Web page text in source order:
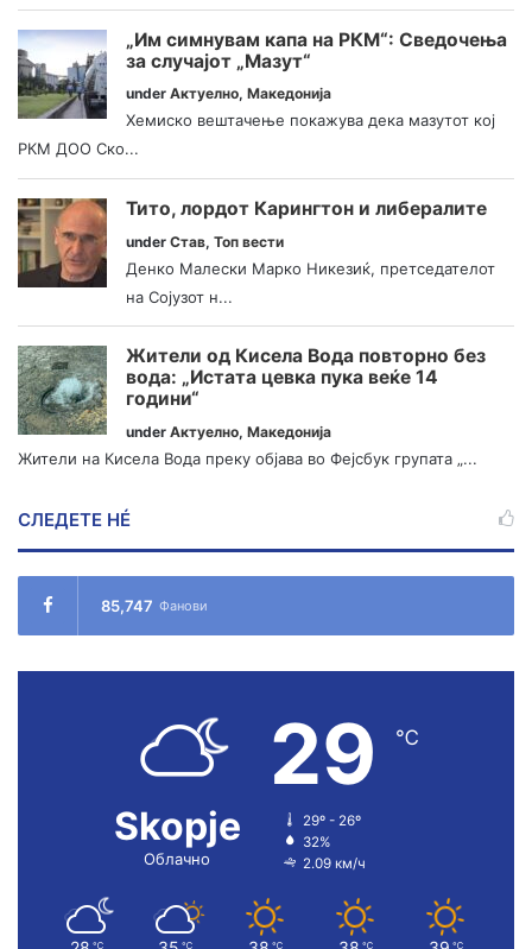
„Им симнувам капа на РКМ“: Сведочења
за случајот „Мазут“
under Актуелно, Македонија
Хемиско вештачење покажува дека мазутот кој
РКМ ДОО Ско...
Тито, лордот Карингтон и либералите
under Став, Топ вести
Денко Малески Марко Никезиќ, претседателот
на Сојузот н...
Жители од Кисела Вода повторно без
вода: „Истата цевка пука веќе 14
години“
under Актуелно, Македонија
Жители на Кисела Вода преку објава во Фејсбук групата „...
СЛЕДЕТЕ НÉ
85,747 Фанови
Skopje
Облачно
29 ℃
29º - 26º
32%
2.09 км/ч
℃ ℃ ℃ ℃ ℃